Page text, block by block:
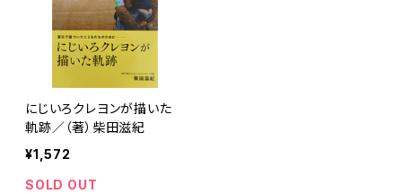
にじいろクレヨンが描いた
軌跡／（著）柴田滋紀
¥1,572
SOLD OUT